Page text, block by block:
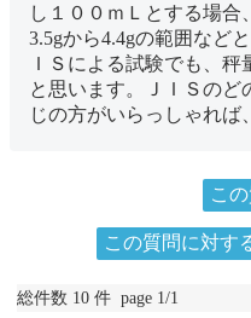
し１００ｍＬとする場
3.5gから4.4gの範囲など
ＩＳによる試験でも、
と思います。ＪＩＳのど
じの方がいらっしゃれば
こ
この質問に対す
総件数 10 件 page 1/1